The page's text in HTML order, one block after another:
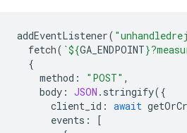
addEventListener(
fetch( `${GA_ENDPOINT}
{
method : "POST" ,
body : JSON . stringify({
client_id : await
events :
[